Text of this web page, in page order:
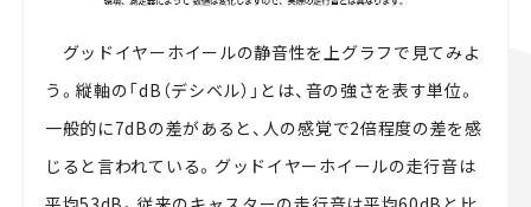
グッドイヤーホイールの静音性を上グラフで見てみよ
う。縦軸の「dB（デシベル）」とは、音の強さを表す単位。
一般的に7dBの差があると、人の感覚で2倍程度の差を感
じると言われている。グッドイヤーホイールの走行音は